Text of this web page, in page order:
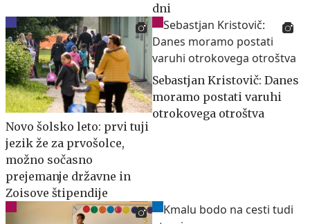
dni
Novo šolsko leto: prvi tuji
jezik že za prvošolce,
možno sočasno
prejemanje državne in
Zoisove štipendije
Sebastjan Kristovič: Danes
moramo postati varuhi
otrokovega otroštva